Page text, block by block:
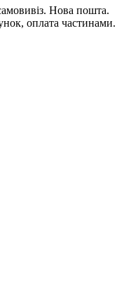
Нова пошта.
оплата частинами.